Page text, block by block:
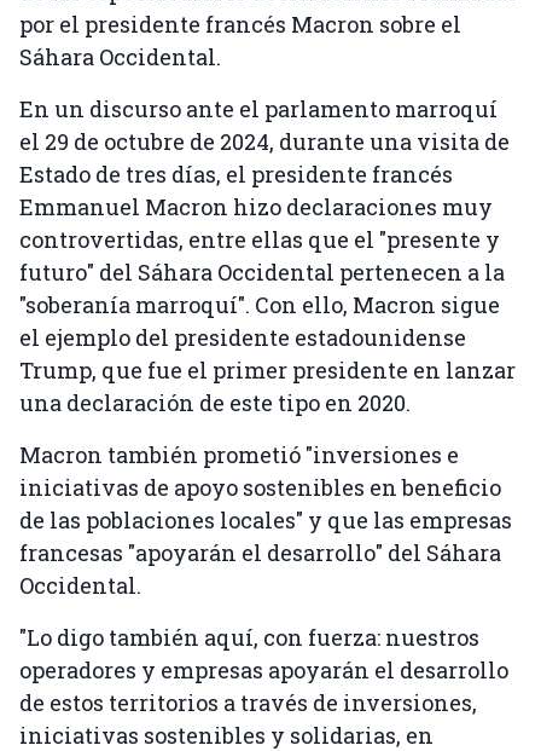
por el presidente francés Macron sobre el
Sáhara Occidental.
En un discurso ante el parlamento marroquí
el 29 de octubre de 2024, durante una visita de
Estado de tres días, el presidente francés
Emmanuel Macron hizo declaraciones muy
controvertidas, entre ellas que el "presente y
futuro" del Sáhara Occidental pertenecen a la
"soberanía marroquí". Con ello, Macron sigue
el ejemplo del presidente estadounidense
Trump, que fue el primer presidente en lanzar
una declaración de este tipo en 2020.
Macron también prometió "inversiones e
iniciativas de apoyo sostenibles en beneficio
de las poblaciones locales" y que las empresas
francesas "apoyarán el desarrollo" del Sáhara
Occidental.
"Lo digo también aquí, con fuerza: nuestros
operadores y empresas apoyarán el desarrollo
de estos territorios a través de inversiones,
iniciativas sostenibles y solidarias, en